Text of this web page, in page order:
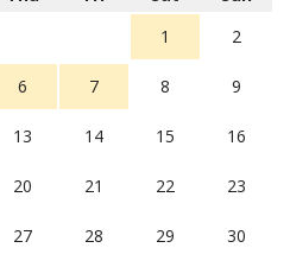
1
2
6 7 8 9
13 14 15 16
20 21 22 23
27 28 29 30